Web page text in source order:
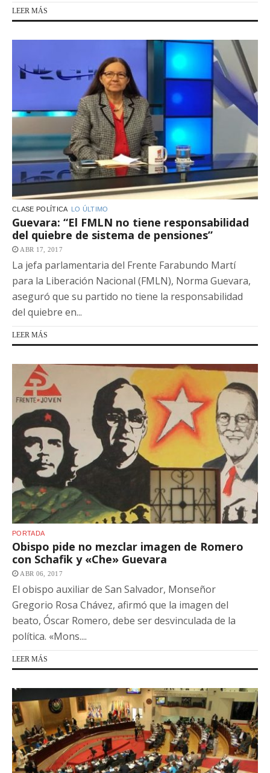
LEER MÁS
CLASE POLÍTICA LO ÚLTIMO
Guevara: “El FMLN no tiene responsabilidad
del quiebre de sistema de pensiones”
ABR 17, 2017
La jefa parlamentaria del Frente Farabundo Martí
para la Liberación Nacional (FMLN), Norma Guevara,
aseguró que su partido no tiene la responsabilidad
del quiebre en...
LEER MÁS
PORTADA
Obispo pide no mezclar imagen de Romero
con Schafik y «Che» Guevara
ABR 06, 2017
El obispo auxiliar de San Salvador, Monseñor
Gregorio Rosa Chávez, afirmó que la imagen del
beato, Óscar Romero, debe ser desvinculada de la
política. «Mons....
LEER MÁS